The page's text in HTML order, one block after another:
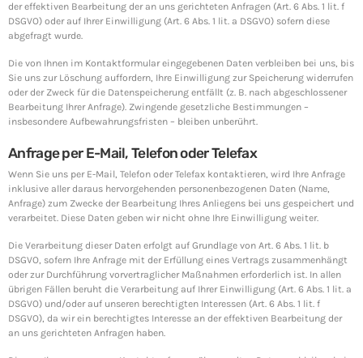
der effektiven Bearbeitung der an uns gerichteten Anfragen (Art. 6 Abs. 1 lit. f
DSGVO) oder auf Ihrer Einwilligung (Art. 6 Abs. 1 lit. a DSGVO) sofern diese
abgefragt wurde.
Die von Ihnen im Kontaktformular eingegebenen Daten verbleiben bei uns, bis
Sie uns zur Löschung auffordern, Ihre Einwilligung zur Speicherung widerrufen
oder der Zweck für die Datenspeicherung entfällt (z. B. nach abgeschlossener
Bearbeitung Ihrer Anfrage). Zwingende gesetzliche Bestimmungen –
insbesondere Aufbewahrungsfristen – bleiben unberührt.
Anfrage per E-Mail, Telefon oder Telefax
Wenn Sie uns per E-Mail, Telefon oder Telefax kontaktieren, wird Ihre Anfrage
inklusive aller daraus hervorgehenden personenbezogenen Daten (Name,
Anfrage) zum Zwecke der Bearbeitung Ihres Anliegens bei uns gespeichert und
verarbeitet. Diese Daten geben wir nicht ohne Ihre Einwilligung weiter.
Die Verarbeitung dieser Daten erfolgt auf Grundlage von Art. 6 Abs. 1 lit. b
DSGVO, sofern Ihre Anfrage mit der Erfüllung eines Vertrags zusammenhängt
oder zur Durchführung vorvertraglicher Maßnahmen erforderlich ist. In allen
übrigen Fällen beruht die Verarbeitung auf Ihrer Einwilligung (Art. 6 Abs. 1 lit. a
DSGVO) und/oder auf unseren berechtigten Interessen (Art. 6 Abs. 1 lit. f
DSGVO), da wir ein berechtigtes Interesse an der effektiven Bearbeitung der
an uns gerichteten Anfragen haben.